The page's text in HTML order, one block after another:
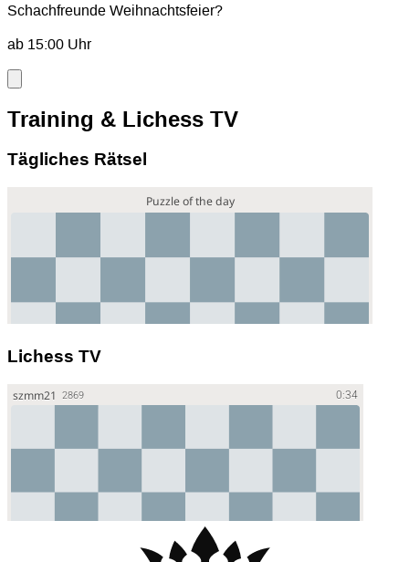
Schachfreunde Weihnachtsfeier?
ab 15:00 Uhr
Training & Lichess TV
Tägliches Rätsel
Lichess TV